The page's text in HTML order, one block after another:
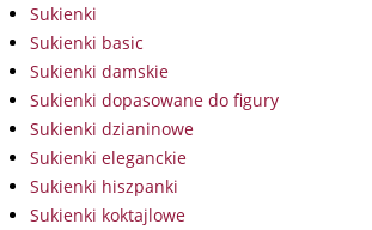
Sukienki
Sukienki basic
Sukienki damskie
Sukienki dopasowane do figury
Sukienki dzianinowe
Sukienki eleganckie
Sukienki hiszpanki
Sukienki koktajlowe